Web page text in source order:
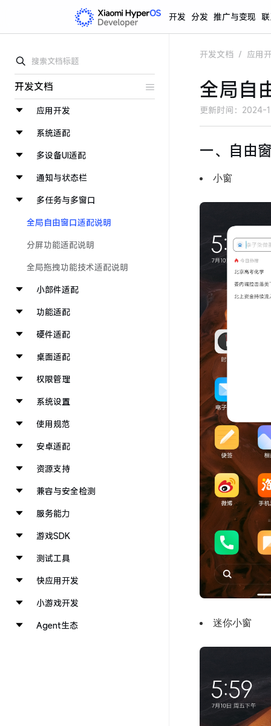
开发 分发 推广与变现
开发文档
应用开发
系统适配
多设备UI适配
通知与状态栏
多任务与多窗口
全局自由窗口适配说明
分屏功能适配说明
全局拖拽功能技术适配说明
小部件适配
功能适配
硬件适配
桌面适配
权限管理
系统设置
使用规范
安卓适配
资源支持
兼容与安全检测
服务能力
游戏SDK
测试工具
快应用开发
小游戏开发
Agent生态
开发文档 / 应用
全局自
更新时间： 2024-
一、自由
小窗
迷你小窗